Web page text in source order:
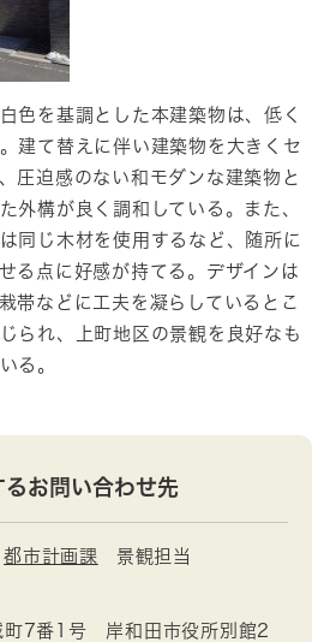
色を基調とした本建築物は、低く
建て替えに伴い建築物を大きくセ
圧迫感のない和モダンな建築物と
外構が良く調和している。また、
同じ木材を使用するなど、随所に
る点に好感が持てる。デザインは
帯などに工夫を凝らしているとこ
られ、上町地区の景観を良好なも
る。
お問い合わせ先
都市計画課 景観担当
町7番1号 岸和田市役所別館2